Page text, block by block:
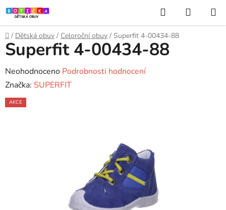
Přejít
na
obsah
Hledat
KOŠÍK
Domů
/ Dětská obuv / Celoroční obuv / Superfit 4-00434-88
Superfit 4-00434-88
Průměrné
hodnocení
produktu
Neohodnoceno Podrobnosti hodnocení
Značka: SUPERFIT
AKCE